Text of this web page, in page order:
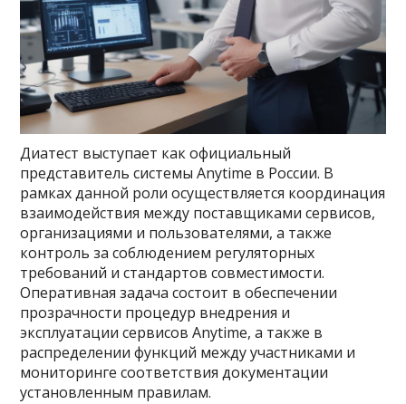
Диатест выступает как официальный
представитель системы Anytime в России. В
рамках данной роли осуществляется координация
взаимодействия между поставщиками сервисов,
организациями и пользователями, а также
контроль за соблюдением регуляторных
требований и стандартов совместимости.
Оперативная задача состоит в обеспечении
прозрачности процедур внедрения и
эксплуатации сервисов Anytime, а также в
распределении функций между участниками и
мониторинге соответствия документации
установленным правилам.